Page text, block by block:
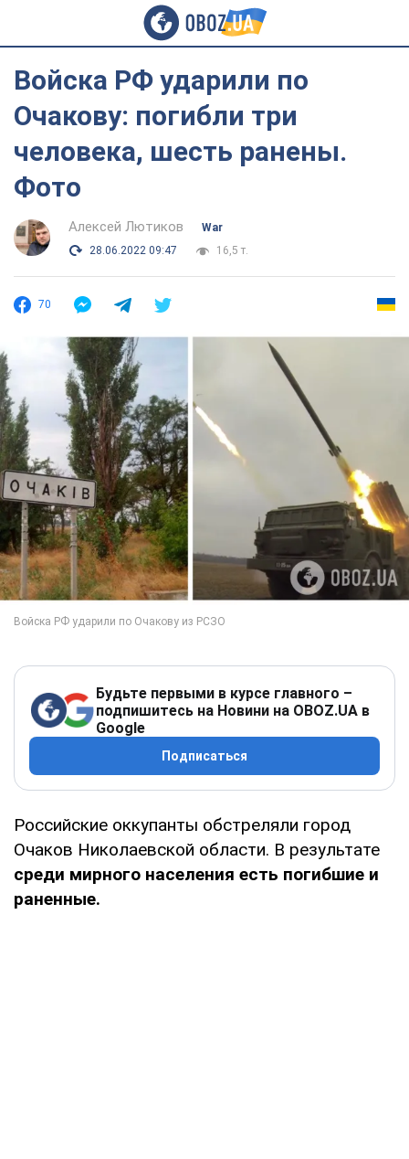
Войска РФ ударили по
Очакову: погибли три
человека, шесть ранены.
Фото
Алексей Лютиков
War
28.06.2022 09:47
16,5 т.
70
Будьте первыми в курсе главного –
подпишитесь на Новини на OBOZ.UA в
Google
Подписаться
Российские оккупанты обстреляли город
Очаков Николаевской области. В результате
среди мирного населения есть погибшие и
раненные.